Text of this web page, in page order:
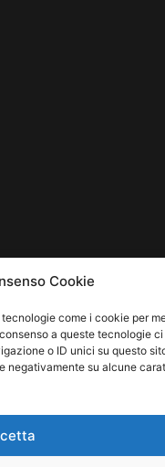
Cookie
come i cookie per
a queste tecnologie
o ID unici su questo
negativamente su alcune